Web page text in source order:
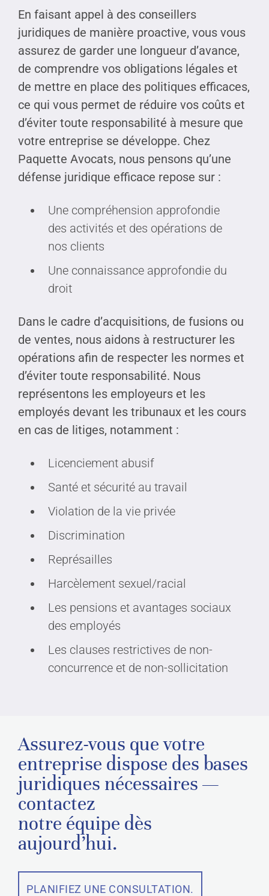
En faisant appel à des conseillers
juridiques de manière proactive, vous vous
assurez de garder une longueur d’avance,
de comprendre vos obligations légales et
de mettre en place des politiques efficaces,
ce qui vous permet de réduire vos coûts et
d’éviter toute responsabilité à mesure que
votre entreprise se développe. Chez
Paquette Avocats, nous pensons qu’une
défense juridique efficace repose sur :
Une compréhension approfondie
des activités et des opérations de
nos clients
Une connaissance approfondie du
droit
Dans le cadre d’acquisitions, de fusions ou
de ventes, nous aidons à restructurer les
opérations afin de respecter les normes et
d’éviter toute responsabilité. Nous
représentons les employeurs et les
employés devant les tribunaux et les cours
en cas de litiges, notamment :
Licenciement abusif
Santé et sécurité au travail
Violation de la vie privée
Discrimination
Représailles
Harcèlement sexuel/racial
Les pensions et avantages sociaux
des employés
Les clauses restrictives de non-
concurrence et de non-sollicitation
Assurez-vous que votre
entreprise dispose des bases
juridiques nécessaires —
contactez
notre équipe dès
aujourd’hui.
PLANIFIEZ UNE CONSULTATION.